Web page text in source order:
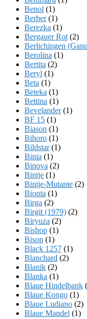
Benol (1)
Berber(1)
Berezka (1)
Bergauer Rot (2)
Berlichingen
Berolina (1)
Bertita (2)
Beryl (1)
Beta (1)
Beteka (1)
Bettina (1)
Bevelander(1)
BF 15 (1)
Biason (1)
Bihoro (1)
Bildstar(1)
Binia (1)
Binova (2)
Bintje (1)
Bintje-Mutante (2)
Bionta (1)
Birga (2)
Birgit (1979) (2)
Biryuza (2)
Bishop (1)
Bison (1)
Black 1257 (1)
Blanchard (2)
Blanik (2)
Blanka (1)
Blaue Hindelbank
Blaue Kongo (1)
Blaue Ludiano (2)
Blaue Mandel (1)